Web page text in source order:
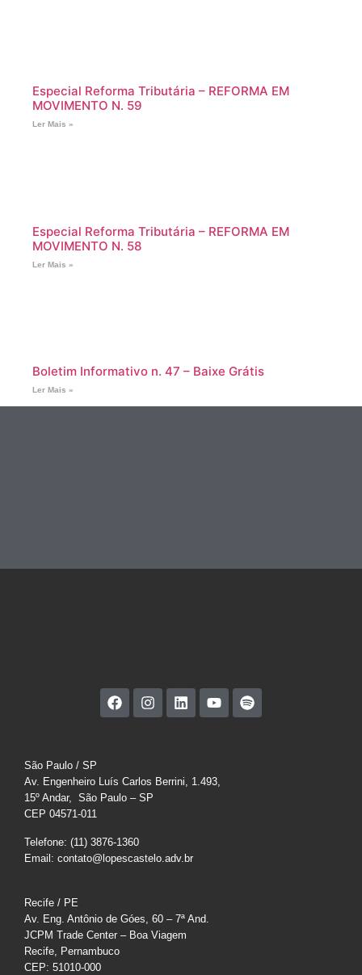
Especial Reforma Tributária – REFORMA EM
MOVIMENTO N. 59
Ler Mais »
Especial Reforma Tributária – REFORMA EM
MOVIMENTO N. 58
Ler Mais »
Boletim Informativo n. 47 – Baixe Grátis
Ler Mais »
São Paulo / SP
Av. Engenheiro Luís Carlos Berrini, 1.493,
15º Andar, São Paulo – SP
CEP 04571-011
Telefone: (11) 3876-1360
Email: contato@lopescastelo.adv.br
Recife / PE
Av. Eng. Antônio de Góes, 60 – 7ª And.
JCPM Trade Center – Boa Viagem
Recife, Pernambuco
CEP: 51010-000